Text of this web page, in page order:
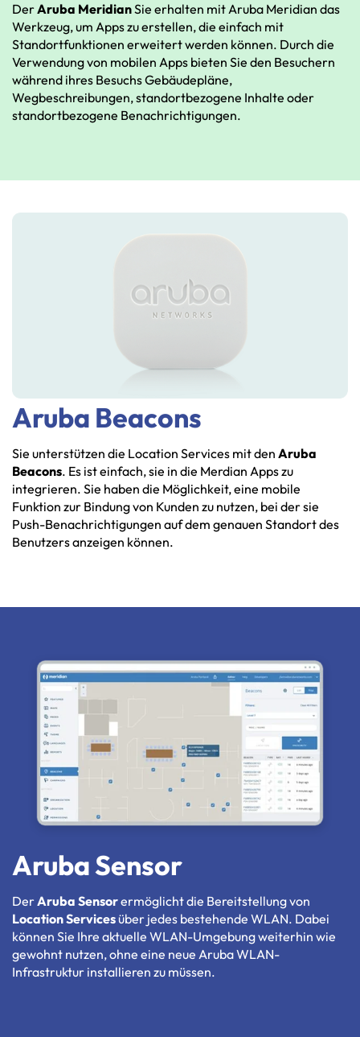
DerAruba MeridianSie erhalten mitAruba Meridian das
Werkzeug,um Appszuerstellen,die einfach mit
Standortfunktionen erweitertwerden können. Durch die
Verwendungvon mobilen Apps bieten Sie den Besuchern
während ihres BesuchsGebäudepläne,
Wegbeschreibungen,standortbezogene Inhalte oder
standortbezogene Benachrichtigungen.
Aruba Beacons
Sie unterstützen die Location Services mit den Aruba
Beacons. Es ist einfach, sie in die Merdian Apps zu
integrieren. Sie haben die Möglichkeit, eine mobile
Funktion zur Bindung von Kunden zu nutzen, bei der sie
Push-Benachrichtigungen auf dem genauen Standort des
Benutzers anzeigen können.
Aruba Sensor
DerAruba Sensorermöglicht die Bereitstellung von
Location Servicesüber jedes bestehende WLAN. Dabei
können Sie Ihre aktuelle WLAN-Umgebung weiterhin wie
gewohnt nutzen, ohne eine neue Aruba WLAN-
Infrastruktur installieren zu müssen.